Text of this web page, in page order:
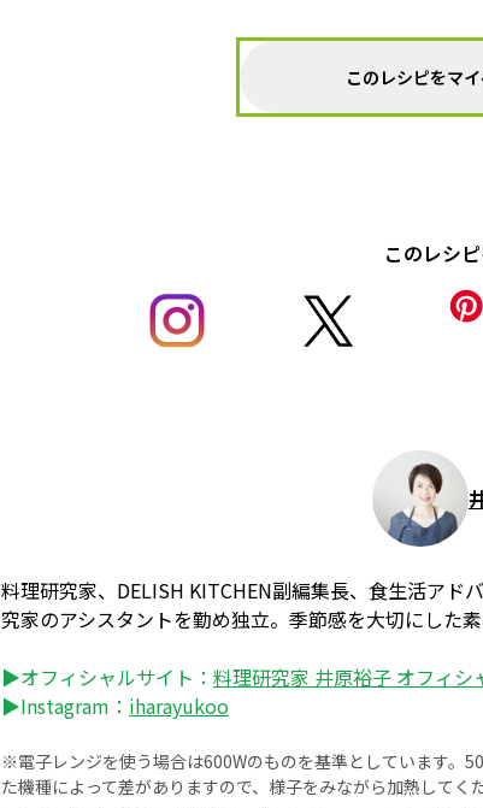
このレシピをマ
このレシ
料理研究家、DELISH KITCHEN副編集長、食生活アド
究家のアシスタントを勤め独立。季節感を大切にした
▶オフィシャルサイト： 料理研究家 井原裕子 オフィシ
▶Instagram： iharayukoo
※電子レンジを使う場合は600Wのものを基準としています。
た機種によって差がありますので、様子をみながら加熱してく